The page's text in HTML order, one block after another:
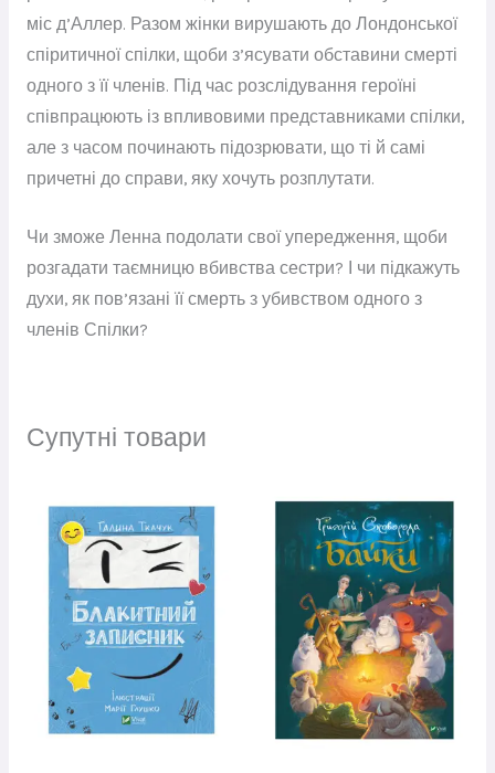
міс д’Аллер. Разом жінки вирушають до Лондонської
спіритичної спілки, щоби з’ясувати обставини смерті
одного з її членів. Під час розслідування героїні
співпрацюють із впливовими представниками спілки,
але з часом починають підозрювати, що ті й самі
причетні до справи, яку хочуть розплутати.
Чи зможе Ленна подолати свої упередження, щоби
розгадати таємницю вбивства сестри? І чи підкажуть
духи, як пов’язані її смерть з убивством одного з
членів Спілки?
Супутні товари